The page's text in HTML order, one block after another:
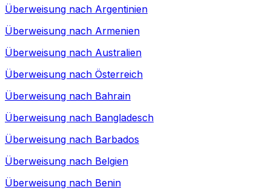
Überweisung nach Argentinien
Überweisung nach Armenien
Überweisung nach Australien
Überweisung nach Österreich
Überweisung nach Bahrain
Überweisung nach Bangladesch
Überweisung nach Barbados
Überweisung nach Belgien
Überweisung nach Benin